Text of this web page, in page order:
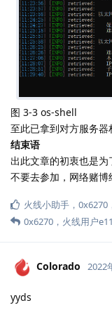
图 3-3 os-shell
至此已拿到对方服务
结束语
出此文章的初衷也是
不要去参加，网络赌博
火线小助手 ， 0x6270
0x6270 ， 火线用户
Colorado 2022
yyds